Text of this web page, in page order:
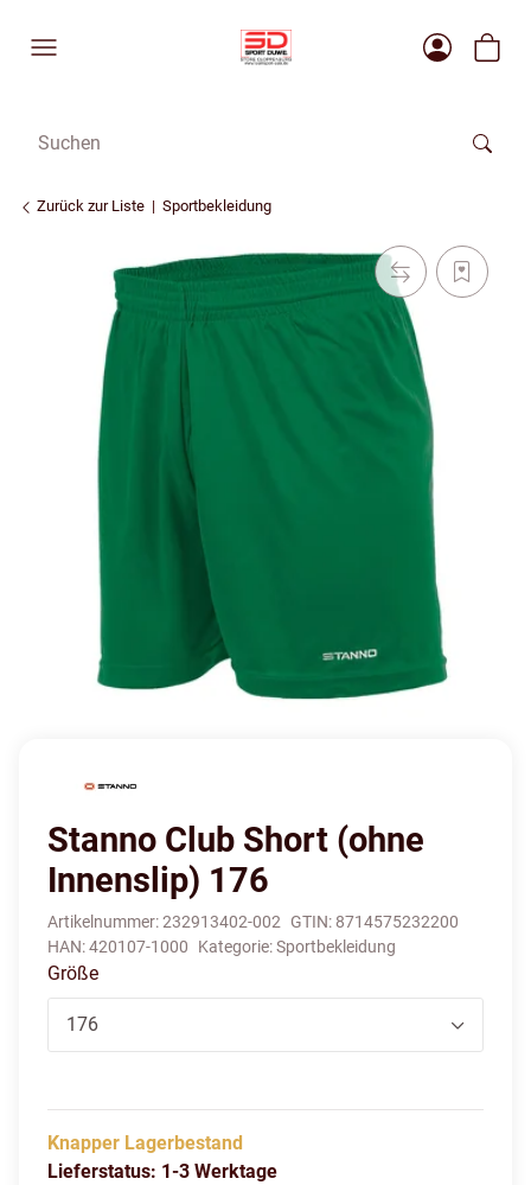
Zurück zur Liste Sportbekleidung
Stanno Club Short (ohne
Innenslip) 176
Artikelnummer:232913402-002 GTIN: 8714575232200
HAN:420107-1000 Kategorie:Sportbekleidung
Größe
176
Knapper Lagerbestand
Lieferstatus: 1-3 Werktage